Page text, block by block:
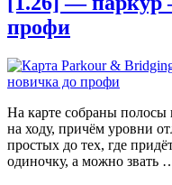
профи
На карте собраны полосы
на ходу, причём уровни
простых до тех, где
одиночку, а можно звать